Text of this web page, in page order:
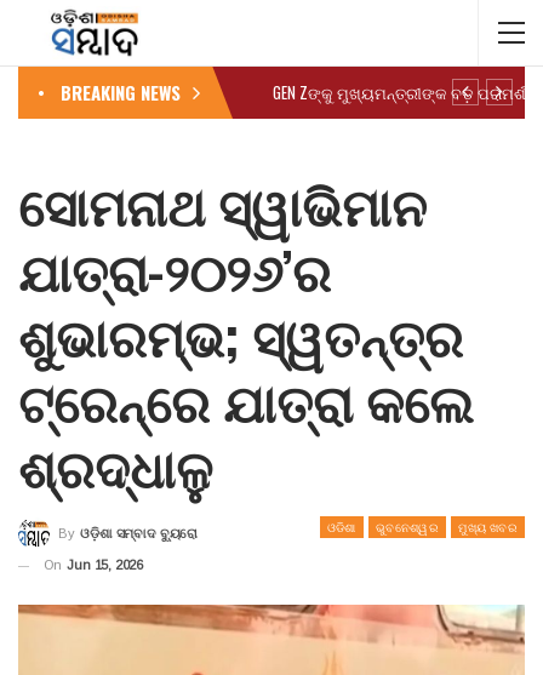
BREAKING NEWS GEN Zଙ୍କୁ ମୁଖ୍ୟମନ୍ତ୍ରୀଙ୍କ ବଡ଼ ପରାମର୍ଶ
ସୋମନାଥ ସ୍ୱାଭିମାନ
ଯାତ୍ରା-୨୦୨୬’ର
ଶୁଭାରମ୍ଭ; ସ୍ୱତନ୍ତ୍ର
ଟ୍ରେନ୍‌ରେ ଯାତ୍ରା କଲେ
ଶ୍ରଦ୍ଧାଳୁ
ଓଡିଶା ଭୁବନେଶ୍ୱର ମୁଖ୍ୟ ଖବର
By ଓଡ଼ିଶା ସମ୍ବାଦ ବ୍ୟୁରୋ
On Jun 15, 2026